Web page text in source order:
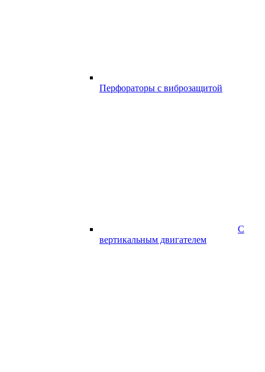
Перфораторы с виброзащитой
С
вертикальным двигателем